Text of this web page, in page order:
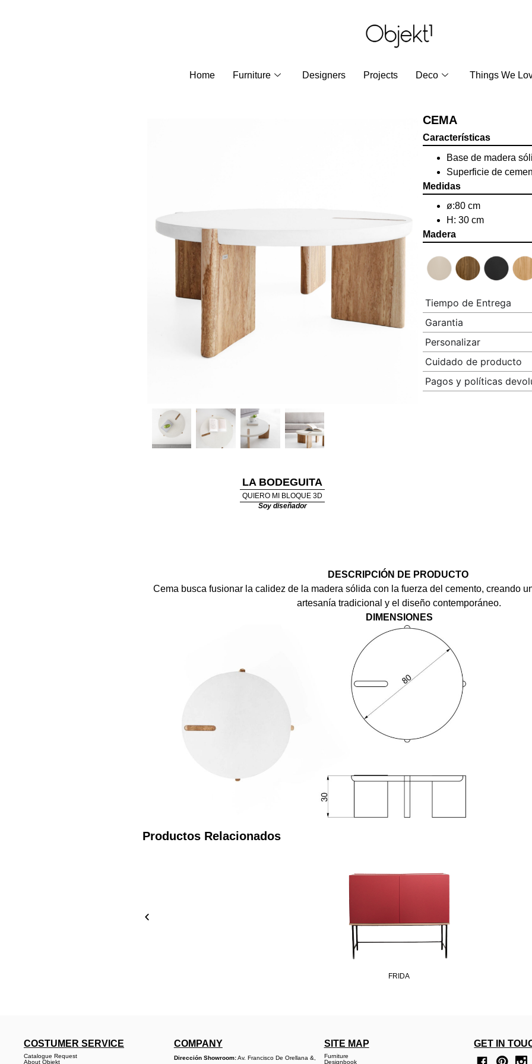
Home Furniture Designers Projects Deco Things We
LA BODEGUITA
QUIERO MI BLOQUE 3D
Soy diseñador
CEMA
Características
Base de madera
Superficie de
Medidas
ø:80 cm
H: 30 cm
Madera
Tiempo de Entrega
Garantia
Personalizar
Cuidado de producto
Pagos y políticas
DESCRIPCIÓN DE PRODUCTO
Cema busca fusionar la calidez de la madera sólida con la fuerza del cemento, creando
artesanía tradicional y el diseño contemporáneo.
DIMENSIONES
Productos Relacionados
FRIDA
COSTUMER SERVICE
Catalogue Request
About Objekt
COMPANY
Dirección Showroom:Av. Francisco De Orellana &,
SITE MAP
Furniture
Designbook
GET IN